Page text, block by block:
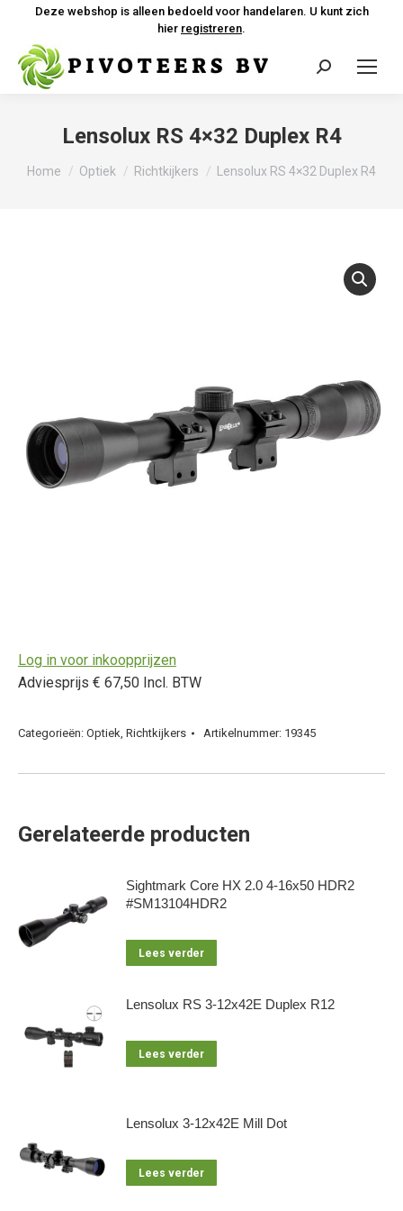
Deze webshop is alleen bedoeld voor handelaren. U kunt zich
hier registreren.
Zoeken:
Lensolux RS 4×32 Duplex R4
Je bent hier:
Home Optiek Richtkijkers Lensolux RS 4×32 Duplex R4
Log in voor inkoopprijzen
Adviesprijs € 67,50 Incl. BTW
Categorieën: Optiek, Richtkijkers Artikelnummer: 19345
Gerelateerde producten
Sightmark Core HX 2.0 4-16x50 HDR2
#SM13104HDR2
Lees verder
Lensolux RS 3-12x42E Duplex R12
Lees verder
Lensolux 3-12x42E Mill Dot
Lees verder